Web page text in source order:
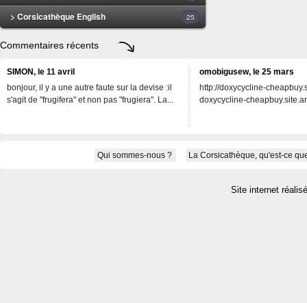
> Corsicathèque English 25
Commentaires récents
SIMON, le 11 avril
bonjour, il y a une autre faute sur la devise :il
s'agit de "frugifera" et non pas "frugiera". La...
omobigusew, le 25 mars
http://doxycycline-
doxycycline-
Qui sommes-nous ? La Corsicathèque, qu'est-ce
Site internet